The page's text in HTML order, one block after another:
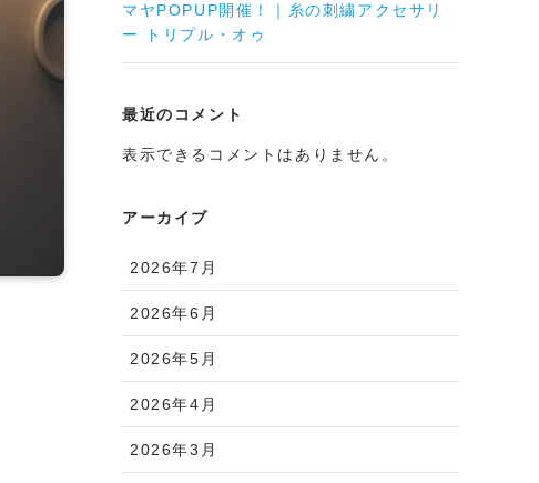
マヤPOPUP開催！｜糸の刺繍アクセサリ
ー トリプル・オゥ
最近のコメント
表示できるコメントはありません。
アーカイブ
2026年7月
2026年6月
2026年5月
2026年4月
2026年3月